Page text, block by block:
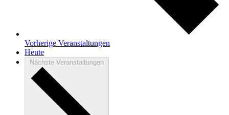
Vorherige Veranstaltungen
Heute
Nächste Veranstaltungen